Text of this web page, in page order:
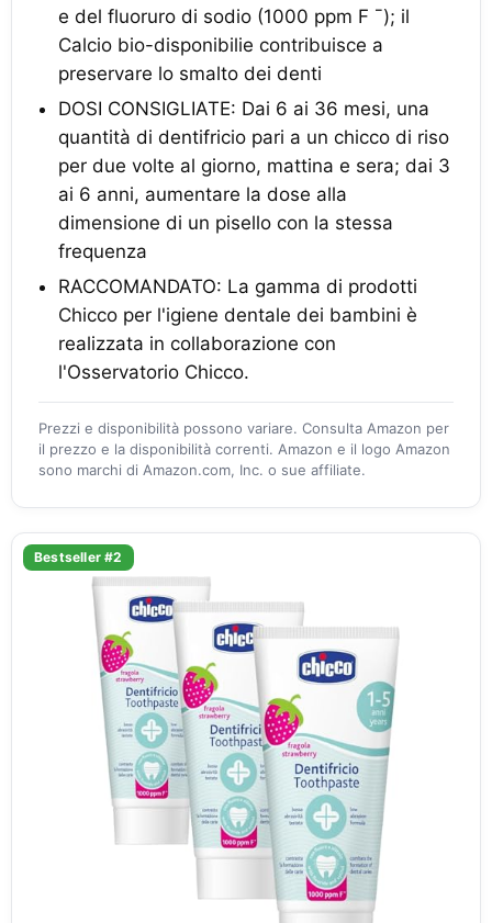
e del fluoruro di sodio (1000 ppm F ¯); il
Calcio bio-disponibilie contribuisce a
preservare lo smalto dei denti
DOSI CONSIGLIATE: Dai 6 ai 36 mesi, una
quantità di dentifricio pari a un chicco di riso
per due volte al giorno, mattina e sera; dai 3
ai 6 anni, aumentare la dose alla
dimensione di un pisello con la stessa
frequenza
RACCOMANDATO: La gamma di prodotti
Chicco per l'igiene dentale dei bambini è
realizzata in collaborazione con
l'Osservatorio Chicco.
Prezzi e disponibilità possono variare. Consulta Amazon per
il prezzo e la disponibilità correnti. Amazon e il logo Amazon
sono marchi di Amazon.com, Inc. o sue affiliate.
Bestseller #2